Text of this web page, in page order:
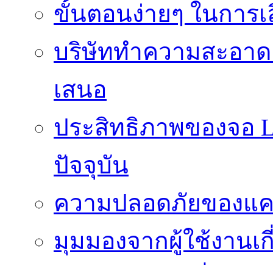
ขั้นตอนง่ายๆ ในการ
บริษัททำความสะอา
เสนอ
ประสิทธิภาพของจอ
ปัจจุบัน
ความปลอดภัยของแ
มุมมองจากผู้ใช้งาน